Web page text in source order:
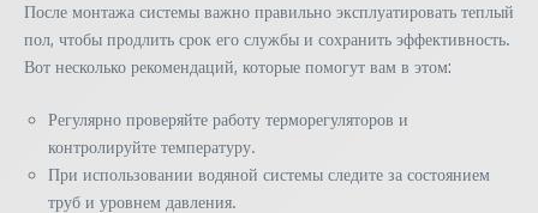
После монтажа системы важно правильно эксплуатировать теплый
пол, чтобы продлить срок его службы и сохранить эффективность.
Вот несколько рекомендаций, которые помогут вам в этом:
Регулярно проверяйте работу терморегуляторов и
контролируйте температуру.
При использовании водяной системы следите за состоянием
труб и уровнем давления.